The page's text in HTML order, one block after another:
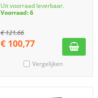
Uit voorraad leverbaar.
Voorraad: 6
€121,66
€ 100,77
Vergelijken